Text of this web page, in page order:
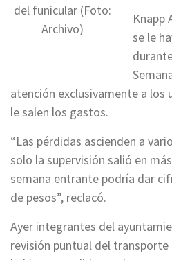
del funicular (Foto:
Archivo)
Knapp
se le
atención exclusivamente a los
le salen los gastos.
“Las pérdidas ascienden a
solo la supervisión salió en
semana entrante podría dar
de pesos”, reclacó.
Ayer integrantes del
revisión puntual del